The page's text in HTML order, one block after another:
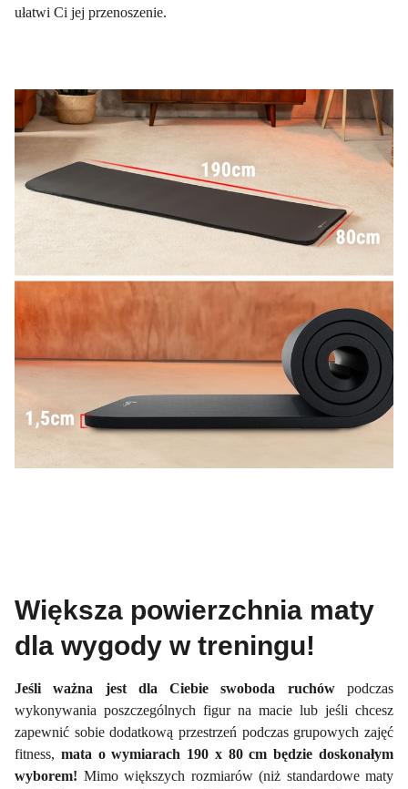
ułatwi Ci jej przenoszenie.
Większa powierzchnia maty
dla wygody w treningu!
Jeśli ważna jest dla Ciebie swoboda ruchówpodczas
wykonywania poszczególnych figur na macie lub jeśli chcesz
zapewnić sobie dodatkową przestrzeń podczas grupowych zajęć
fitness, mata o wymiarach 190 x 80 cm będzie doskonałym
wyborem! Mimo większych rozmiarów (niż standardowe maty